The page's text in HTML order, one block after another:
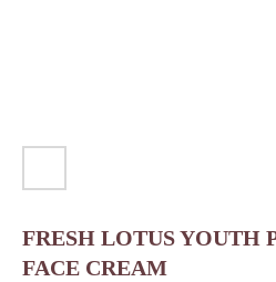
FRESH LOTUS YOUTH
FACE CREAM